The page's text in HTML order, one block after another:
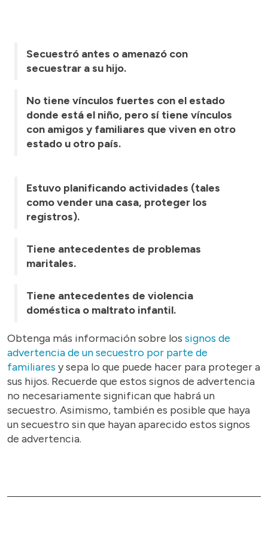
Secuestró antes o amenazó con
secuestrar a su hijo.
No tiene vínculos fuertes con el estado
donde está el niño, pero sí tiene vínculos
con amigos y familiares que viven en otro
estado u otro país.
Estuvo planificando actividades (tales
como vender una casa, proteger los
registros).
Tiene antecedentes de problemas
maritales.
Tiene antecedentes de violencia
doméstica o maltrato infantil.
Obtenga más información sobre los signos de
advertencia de un secuestro por parte de
familiares y sepa lo que puede hacer para proteger a
sus hijos. Recuerde que estos signos de advertencia
no necesariamente significan que habrá un
secuestro. Asimismo, también es posible que haya
un secuestro sin que hayan aparecido estos signos
de advertencia.